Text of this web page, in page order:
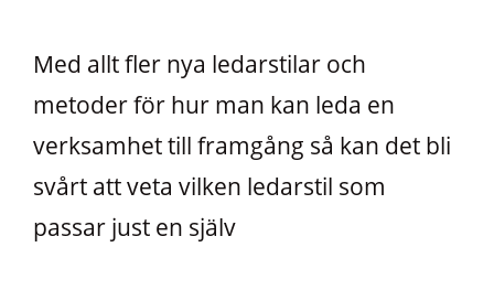
Med allt fler nya ledarstilar och
metoder för hur man kan leda en
verksamhet till framgång så kan det bli
svårt att veta vilken ledarstil som
passar just en själv